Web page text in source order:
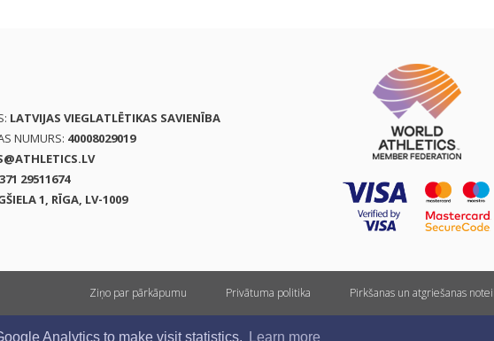
Analytics to make visit statistics. Learn more
LATVIJAS VIEGLATLĒTIKAS SAVIENĪBA
NUMURS: 40008029019
29511674
1, RĪGA, LV-1009
Ziņo par pārkāpumu Privātuma politika Pirkšanas un atgriešanas
Visas tiesības rezervētas. Pārpublicēšanas gadījumā saite uz athletics.lv ir obligāta.